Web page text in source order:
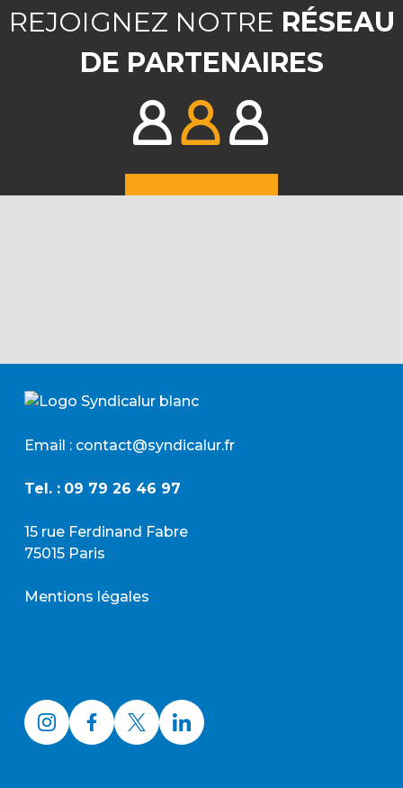
REJOIGNEZ NOTRE RÉSEAU
DE PARTENAIRES
Email : contact@syndicalur.fr
Tel. : 09 79 26 46 97
15 rue Ferdinand Fabre
75015 Paris
Mentions légales